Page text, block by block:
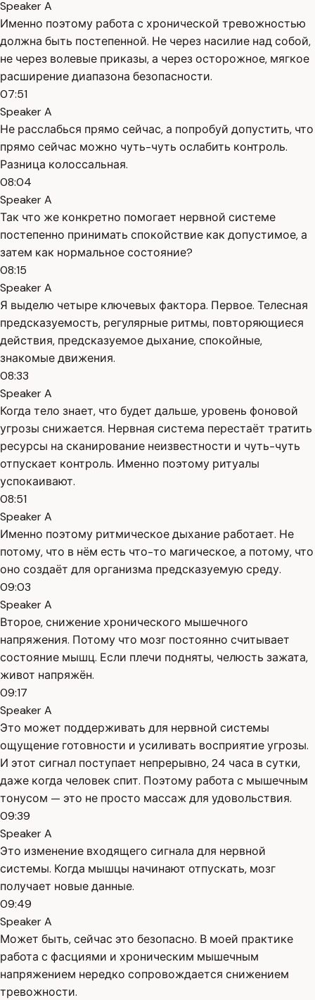
Speaker A
Именно поэтому работа с хронической тревожностью
должна быть постепенной. Не через насилие над собой,
не через волевые приказы, а через осторожное, мягкое
расширение диапазона безопасности.
07:51
Speaker A
Не расслабься прямо сейчас, а попробуй допустить, что
прямо сейчас можно чуть-чуть ослабить контроль.
Разница колоссальная.
08:04
Speaker A
Так что же конкретно помогает нервной системе
постепенно принимать спокойствие как допустимое, а
затем как нормальное состояние?
08:15
Speaker A
Я выделю четыре ключевых фактора. Первое. Телесная
предсказуемость, регулярные ритмы, повторяющиеся
действия, предсказуемое дыхание, спокойные,
знакомые движения.
08:33
Speaker A
Когда тело знает, что будет дальше, уровень фоновой
угрозы снижается. Нервная система перестаёт тратить
ресурсы на сканирование неизвестности и чуть-чуть
отпускает контроль. Именно поэтому ритуалы
успокаивают.
08:51
Speaker A
Именно поэтому ритмическое дыхание работает. Не
потому, что в нём есть что-то магическое, а потому, что
оно создаёт для организма предсказуемую среду.
09:03
Speaker A
Второе, снижение хронического мышечного
напряжения. Потому что мозг постоянно считывает
состояние мышц. Если плечи подняты, челюсть зажата,
живот напряжён.
09:17
Speaker A
Это может поддерживать для нервной системы
ощущение готовности и усиливать восприятие угрозы.
И этот сигнал поступает непрерывно, 24 часа в сутки,
даже когда человек спит. Поэтому работа с мышечным
тонусом — это не просто массаж для удовольствия.
09:39
Speaker A
Это изменение входящего сигнала для нервной
системы. Когда мышцы начинают отпускать, мозг
получает новые данные.
09:49
Speaker A
Может быть, сейчас это безопасно. В моей практике
работа с фасциями и хроническим мышечным
напряжением нередко сопровождается снижением
тревожности.